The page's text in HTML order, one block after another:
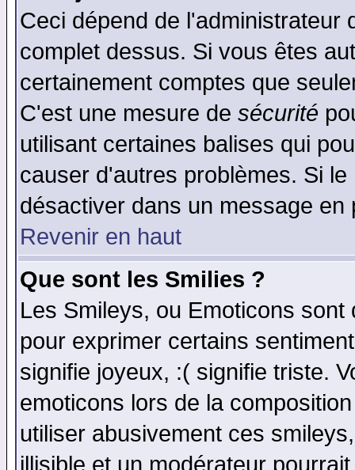
Ceci dépend de l'administrateur
complet dessus. Si vous êtes
certainement comptes que
C'est une mesure de sécurité
utilisant certaines balises qui
causer d'autres problèmes. Si
désactiver dans un message
Revenir en haut
Que sont les Smilies ?
Les Smileys, ou Emoticons
pour exprimer certains
signifie joyeux, :( signifie triste.
emoticons lors de la
utiliser abusivement ces
illisible et un modérateur